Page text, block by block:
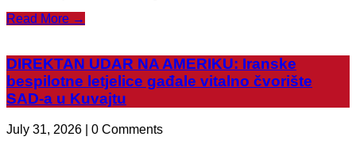
Read More →
DIREKTAN UDAR NA AMERIKU: Iranske
bespilotne letjelice gađale vitalno čvorište
SAD-a u Kuvajtu
July 31, 2026 | 0 Comments